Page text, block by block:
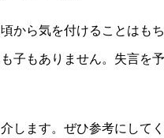
から気を付けることはも
子もありません。失言を
します。ぜひ参考にしてく